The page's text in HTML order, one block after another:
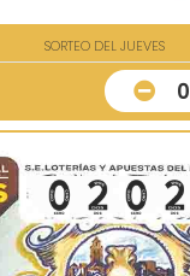
SORTEO DEL JUEVES
0